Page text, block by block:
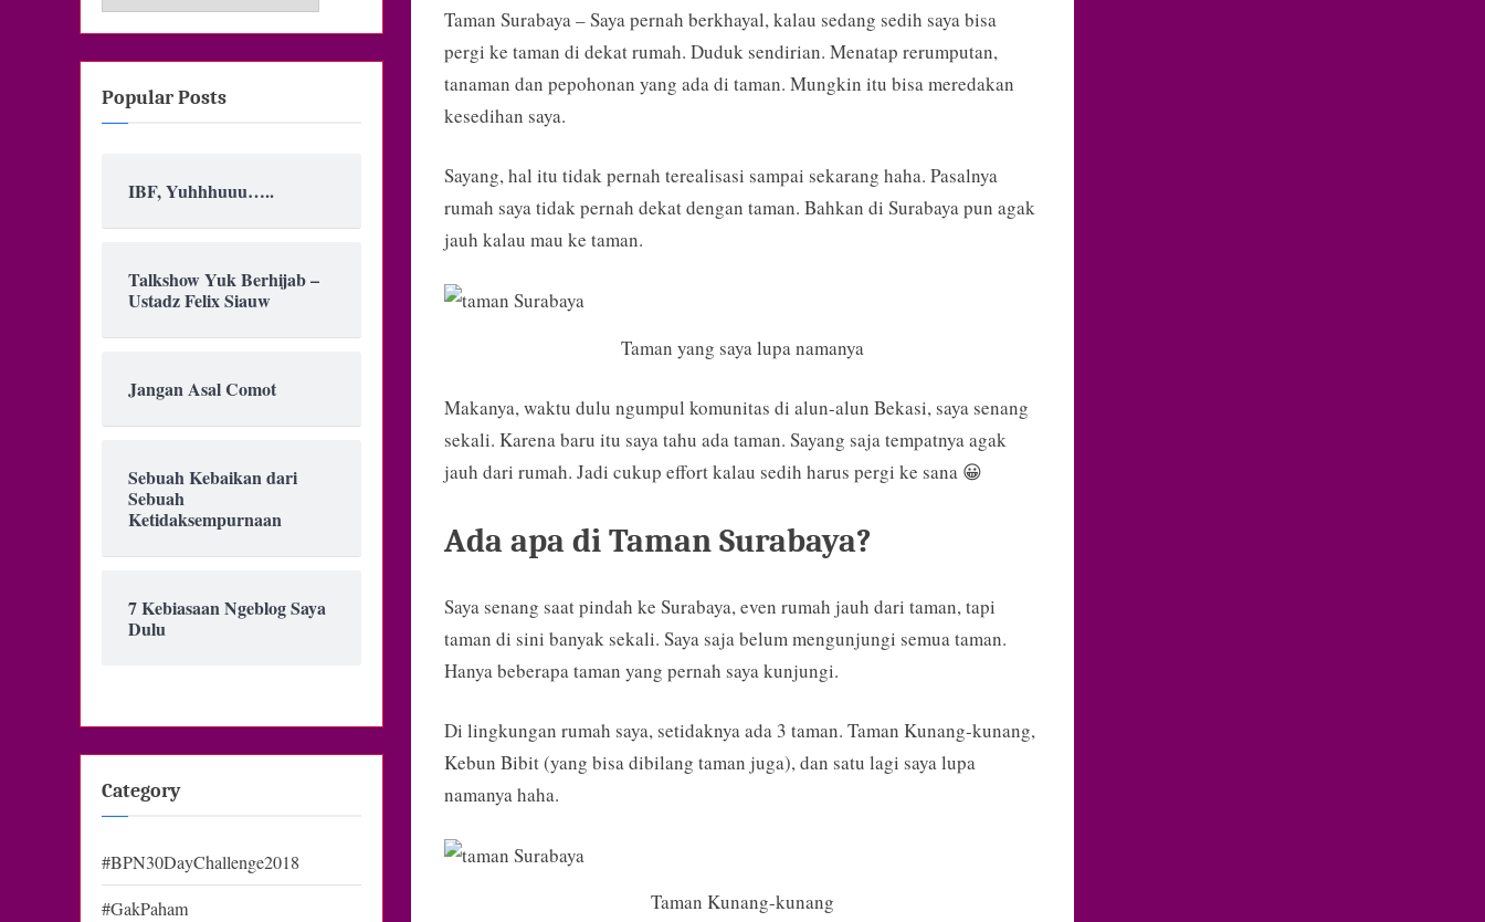
ke
Surabaya,
Jangan
yang
ada
Taman Surabaya – Saya pernah berkhayal, kalau sedang sedih saya bisa
pergi ke taman di dekat rumah. Duduk sendirian. Menatap rerumputan,
tanaman dan pepohonan yang ada di taman. Mungkin itu bisa meredakan
kesedihan saya.
Sayang, hal itu tidak pernah terealisasi sampai sekarang haha. Pasalnya
rumah saya tidak pernah dekat dengan taman. Bahkan di Surabaya pun agak
jauh kalau mau ke taman.
Taman yang saya lupa namanya
Makanya, waktu dulu ngumpul komunitas di alun-alun Bekasi, saya senang
sekali. Karena baru itu saya tahu ada taman. Sayang saja tempatnya agak
jauh dari rumah. Jadi cukup effort kalau sedih harus pergi ke sana 😀
Ada apa di Taman Surabaya?
Saya senang saat pindah ke Surabaya, even rumah jauh dari taman, tapi
taman di sini banyak sekali. Saya saja belum mengunjungi semua taman.
Hanya beberapa taman yang pernah saya kunjungi.
Di lingkungan rumah saya, setidaknya ada 3 taman. Taman Kunang-kunang,
Kebun Bibit (yang bisa dibilang taman juga), dan satu lagi saya lupa
namanya haha.
Taman Kunang-kunang
Popular Posts
IBF, Yuhhhuuu…..
Talkshow Yuk Berhijab –
Ustadz Felix Siauw
Jangan Asal Comot
Sebuah Kebaikan dari
Sebuah
Ketidaksempurnaan
7 Kebiasaan Ngeblog Saya
Dulu
Category
#BPN30DayChallenge2018
#GakPaham